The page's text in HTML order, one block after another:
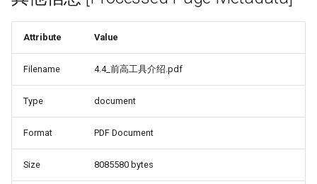
Attribute Value
Filename 4.4_前高工具介绍.pdf
Type document
Format PDF Document
Size 8085580 bytes